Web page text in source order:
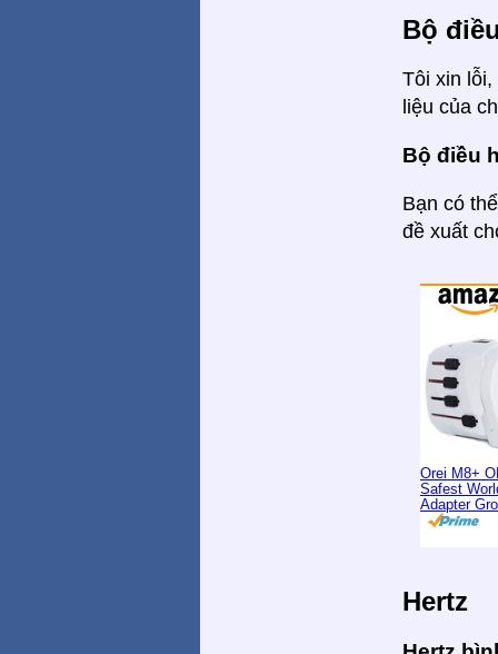
Bộ
Tôi xin
liệu của
Bộ điều
Bạn có
đề xuất
Orei M8+
Safest
Adapter
Hertz